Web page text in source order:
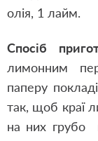
олія, 1 лайм.
Спосіб
лимонним
паперу
так, щоб краї
на них грубо